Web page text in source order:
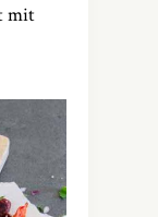
mit